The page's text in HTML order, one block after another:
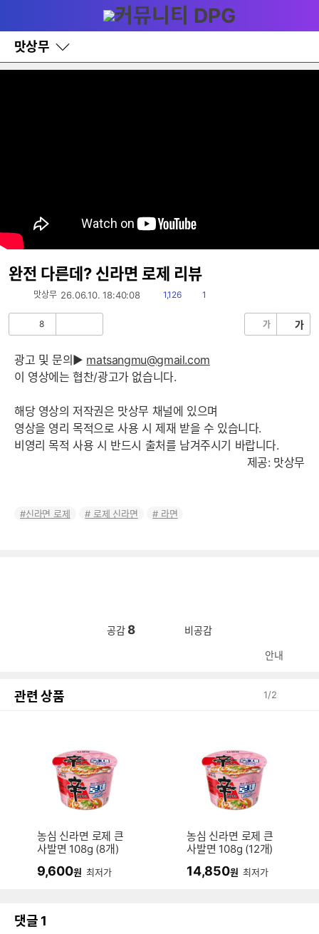
와
홈
맛상무
바
로
완전 다른데? 신라면 로제 리뷰
맛상무 26.06.10. 18:40:08
읽
1,126
댓1
8 가 가
광고 및 문의▶ matsangmu@gmail.com
이 영상에는 협찬/광고가 없습니다.
해당 영상의 저작권은 맛상무 채널에 있으며
영상을 영리 목적으로 사용 시 제재 받을 수 있습니다.
비영리 목적 사용 시 반드시 출처를 남겨주시기 바랍니다.
제공: 맛상무
신라면 로제 로제 신라면 라면
공감8 비공감
안내
관련 상품 1/2
농심 신라면 로제 큰
사발면 108g (8개)
9,600원 최저가
농심 신라면 로제 큰
사발면 108g (12개)
14,850원 최저가
댓글 1